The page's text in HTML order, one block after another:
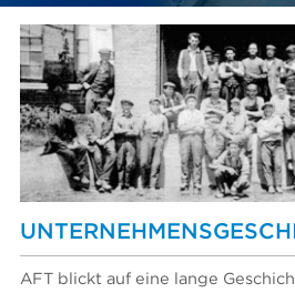
AFT blickt auf eine lange